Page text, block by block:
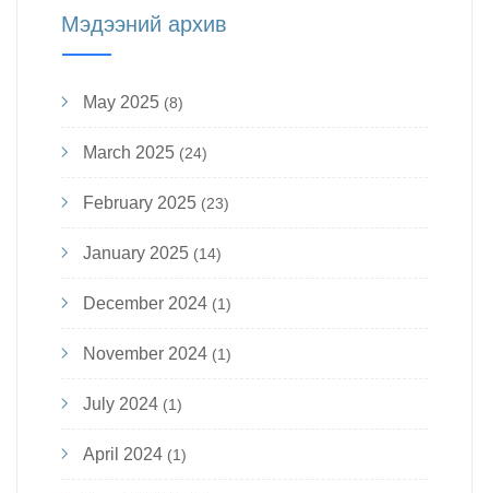
Мэдээний архив
May 2025 (8)
March 2025 (24)
February 2025 (23)
January 2025 (14)
December 2024 (1)
November 2024 (1)
July 2024 (1)
April 2024 (1)